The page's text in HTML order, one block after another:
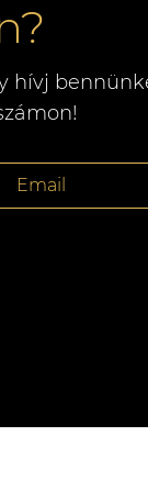
hívj
Email